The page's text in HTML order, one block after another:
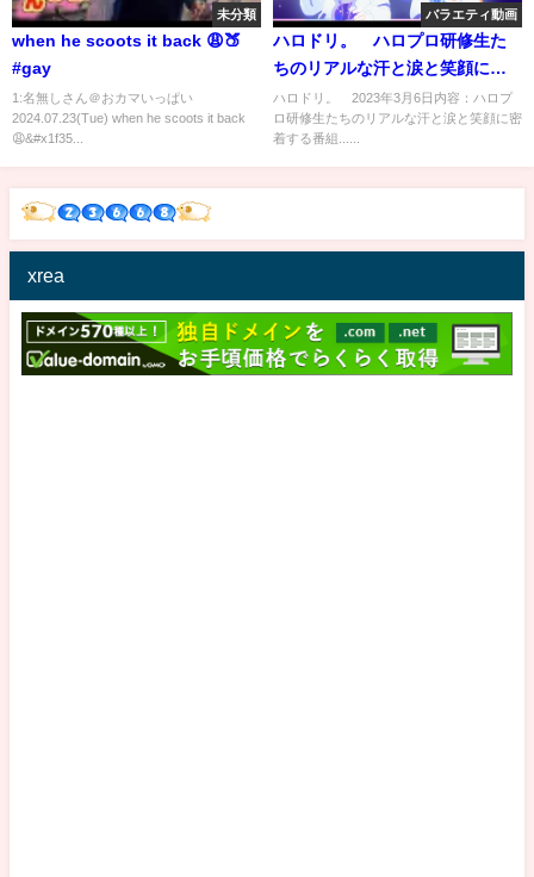
未分類
when he scoots it back 😩🍑
#gay
1:名無しさん＠おカマいっぱい
2024.07.23(Tue) when he scoots it back
😩&#x1f35...
バラエティ動画
ハロドリ。 ハロプロ研修生た
ちのリアルな汗と涙と笑顔に密
着 3月6日
ハロドリ。 2023年3月6日内容：ハロプ
ロ研修生たちのリアルな汗と涙と笑顔に密
着する番組......
xrea